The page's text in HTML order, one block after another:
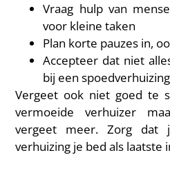
Vraag hulp van
voor kleine taken
Plan korte pauzes in,
Accepteer dat niet
bij een spoedverhuizing
Vergeet ook niet goed te
vermoeide verhuizer
vergeet meer. Zorg
verhuizing je bed als laatste